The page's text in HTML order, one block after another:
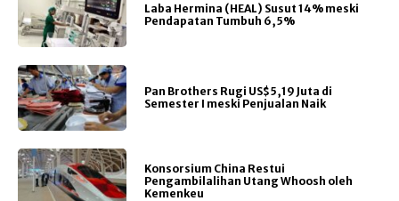
Laba Hermina (HEAL) Susut 14% meski
Pendapatan Tumbuh 6,5%
Pan Brothers Rugi US$5,19 Juta di
Semester I meski Penjualan Naik
Konsorsium China Restui
Pengambilalihan Utang Whoosh oleh
Kemenkeu